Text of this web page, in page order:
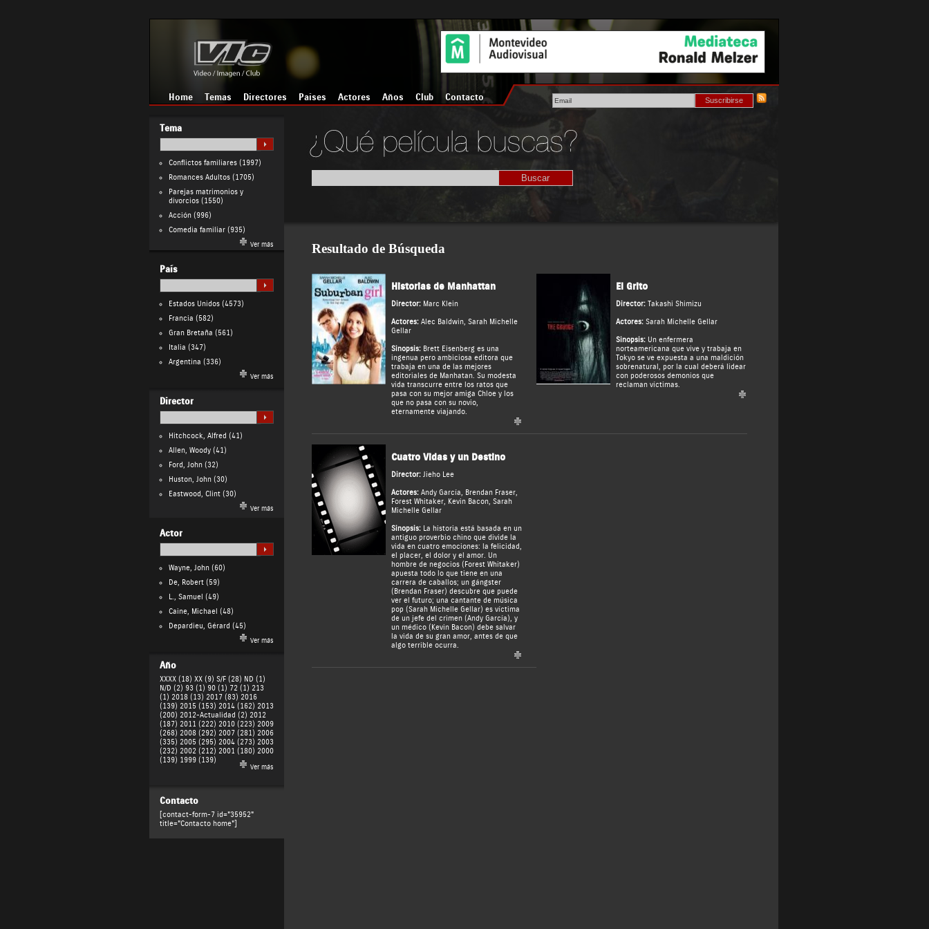
Home Temas Directores Países Actores Años Club Contacto
Tema
Conflictos familiares(1997)
Romances Adultos(1705)
Parejas matrimonios y
divorcios(1550)
Acción(996)
Comedia familiar(935)
Ver más
País
Estados Unidos(4573)
Francia (582)
Gran Bretaña (561)
Italia (347)
Argentina (336)
Ver más
Director
Hitchcock, Alfred (41)
Allen, Woody(41)
Ford, John(32)
Huston, John(30)
Eastwood, Clint(30)
Ver más
Actor
Wayne, John(60)
De, Robert(59)
L., Samuel (49)
Caine, Michael (48)
Depardieu, Gérard (45)
Ver más
Año
XXXX (18) XX (9) S/F (28) ND (1)
N/D (2) 93 (1) 90 (1) 72 (1) 213
(1) 2018 (13) 2017 (83) 2016
(139) 2015 (153) 2014 (162) 2013
(200) 2012-Actualidad (2) 2012
(187) 2011 (222) 2010 (223) 2009
(268) 2008 (292) 2007 (281) 2006
(335) 2005 (295) 2004 (273) 2003
(232) 2002 (212) 2001 (180) 2000
(139) 1999 (139)
Ver más
Contacto
[contact-form-7 id="35952"
title="Contacto home"]
Resultado de Búsqueda
Historias de Manhattan
Director: Marc Klein
Actores: Alec Baldwin, Sarah Michelle
Gellar
Sinopsis:Brett Eisenberg es una
ingenua pero ambiciosa editora que
trabaja en una de las mejores
editoriales de Manhatan. Su modesta
vida transcurre entre los ratos que
pasa con su mejor amiga Chloe y los
que no pasa con su novio,
eternamente viajando.
El Grito
Director: Takashi Shimizu
Actores: Sarah Michelle Gellar
Sinopsis:Un enfermera
norteamericana que vive y trabaja en
Tokyo se ve expuesta a una maldición
sobrenatural, por la cual deberá lidear
con poderosos demonios que
reclaman víctimas.
Cuatro Vidas y un Destino
Director: Jieho Lee
Actores: Andy García, Brendan Fraser,
Forest Whitaker, Kevin Bacon, Sarah
Michelle Gellar
Sinopsis:La historia está basada en un
antiguo proverbio chino que divide la
vida en cuatro emociones: la felicidad,
el placer, el dolor y el amor. Un
hombre de negocios (Forest Whitaker)
apuesta todo lo que tiene en una
carrera de caballos; un gángster
(Brendan Fraser) descubre que puede
ver el futuro; una cantante de música
pop (Sarah Michelle Gellar) es víctima
de un jefe del crimen (Andy García), y
un médico (Kevin Bacon) debe salvar
la vida de su gran amor, antes de que
algo terrible ocurra.